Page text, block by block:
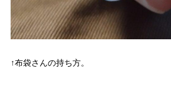
↑布袋さんの持ち方。